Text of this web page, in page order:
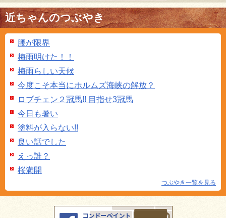
近ちゃんのつぶやき
腰が限界
梅雨明けた！！
梅雨らしい天候
今度こそ本当にホルムズ海峡の解放？
ロブチェン２冠馬!! 目指せ3冠馬
今日も暑い
塗料が入らない!!
良い話でした
えっ誰？
桜満開
つぶやき一覧を見る